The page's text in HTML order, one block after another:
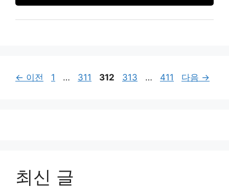
← 이전
페
1 …
페
311
페
312
페
313 …
페
411 다음 →
최신 글